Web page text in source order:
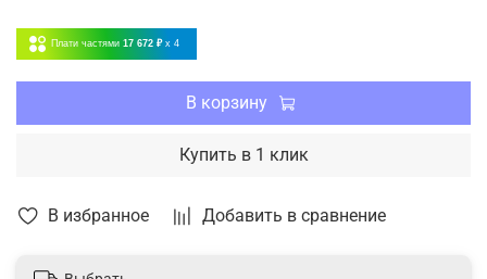
В избранное Добавить в сравнение
Функция Smart Defrost
Авторестарт
Плати частями 17 672 ₽ x 4
В корзину
Купить в 1 клик